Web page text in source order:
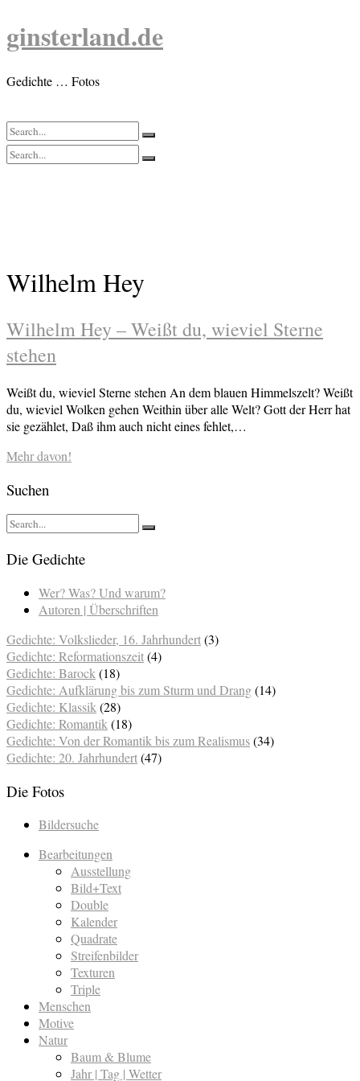
Skip
to
ginsterland.de
Gedichte … Fotos
Wilhelm Hey
Wilhelm Hey – Weißt du, wieviel Sterne
stehen
Weißt du, wieviel Sterne stehen An dem blauen Himmelszelt? Weißt
du, wieviel Wolken gehen Weithin über alle Welt? Gott der Herr hat
sie gezählet, Daß ihm auch nicht eines fehlet,…
Mehr davon!
Suchen
Die Gedichte
Wer? Was? Und warum?
Autoren | Überschriften
Gedichte: Volkslieder, 16. Jahrhundert(3)
Gedichte: Reformationszeit(4)
Gedichte: Barock (18)
Gedichte: Aufklärung bis zum Sturm und Drang(14)
Gedichte: Klassik (28)
Gedichte: Romantik (18)
Gedichte: Von der Romantik bis zum Realismus(34)
Gedichte: 20. Jahrhundert(47)
Die Fotos
Bildersuche
Bearbeitungen
Ausstellung
Bild+Text
Double
Kalender
Quadrate
Streifenbilder
Texturen
Triple
Menschen
Motive
Natur
Baum & Blume
Jahr | Tag | Wetter